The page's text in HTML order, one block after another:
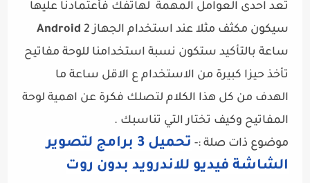
تعد احدى العوامل المهمة لهاتفك فأعتمادنا عليها
سيكون مكثف مثلا عند استخدام الجهاز
Android 2
ساعة بالتأكيد ستكون نسبة استخدامنا للوحة مفاتيح
تأخذ حيزا كبيرة من الاستخدام ع الاقل ساعة ما
الهدف من كل هذا الكلام لتصلك فكرة عن اهمية لوحة
المفاتيح وكيف تختارالتي تناسبك .
موضوع ذات صلة :-
تحميل 3 برامج لتصوير
الشاشة فيديو للاندرويد بدون روت